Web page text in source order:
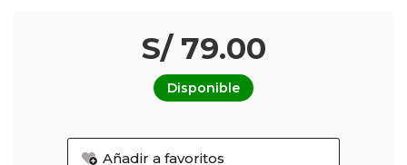
S/ 79.00
Disponible
Añadir a favoritos